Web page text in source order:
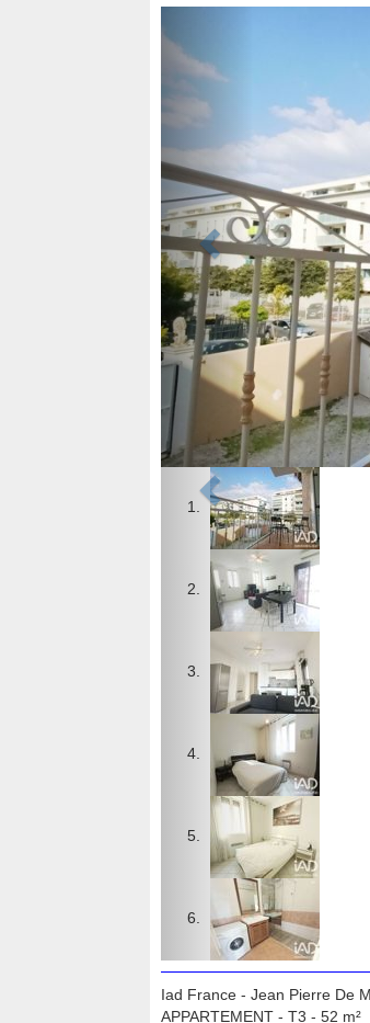
Iad France - Jean Pierre De
APPARTEMENT - T3 - 52 m²